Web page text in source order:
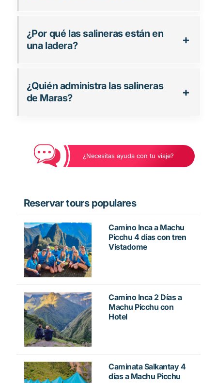
¿Por qué las salineras están en
una ladera?
¿Quién administra las salineras
de Maras?
¿Necesitas ayuda con tu viaje?
Reservar tours populares
Camino Inca a Machu
Picchu 4 días con tren
Vistadome
Camino Inca 2 Días a
Machu Picchu con
Hotel
Caminata Salkantay 4
días a Machu Picchu